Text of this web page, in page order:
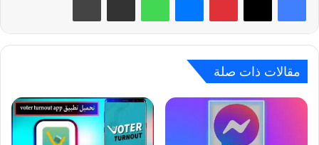
مقالات ذات صلة